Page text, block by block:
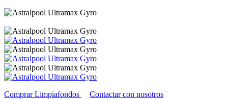
Comprar Limpiafondos Contactar con nosotros